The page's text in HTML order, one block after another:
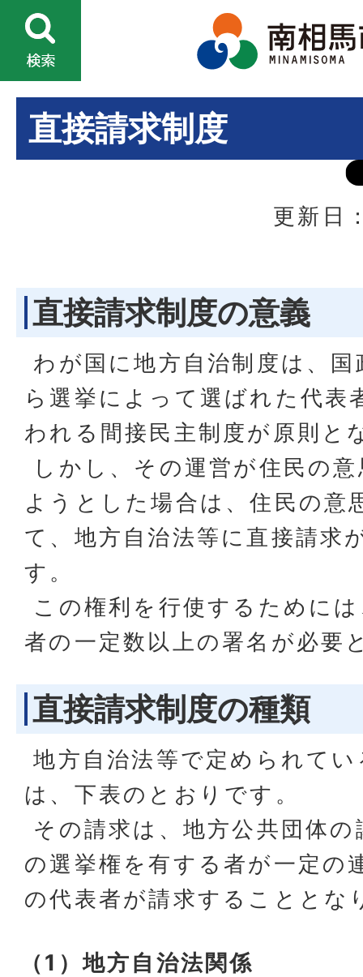
直接請求制度
更新日
直接請求制度の意義
わが国に地方自治制度は、
ら選挙によって選ばれた代表
われる間接民主制度が原則と
しかし、その運営が住民の
ようとした場合は、住民の意
て、地方自治法等に直接請求
す。
この権利を行使するために
者の一定数以上の署名が必要
直接請求制度の種類
地方自治法等で定められて
は、下表のとおりです。
その請求は、地方公共団体
の選挙権を有する者が一定の
の代表者が請求することとな
（1）地方自治法関係